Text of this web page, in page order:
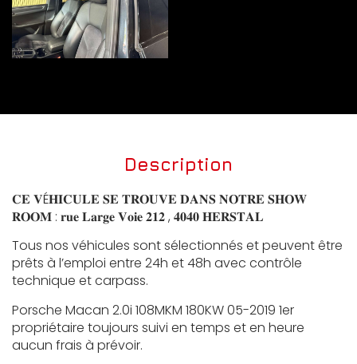
Description
𝐂𝐄 𝐕É𝐇𝐈𝐂𝐔𝐋𝐄 𝐒𝐄 𝐓𝐑𝐎𝐔𝐕𝐄 𝐃𝐀𝐍𝐒 𝐍𝐎𝐓𝐑𝐄 𝐒𝐇𝐎𝐖
𝐑𝐎𝐎𝐌 : 𝐫𝐮𝐞 𝐋𝐚𝐫𝐠𝐞 𝐕𝐨𝐢𝐞 𝟐𝟏𝟐 , 𝟒𝟎𝟒𝟎 𝐇𝐄𝐑𝐒𝐓𝐀𝐋
Tous nos véhicules sont sélectionnés et peuvent être
prêts à l’emploi entre 24h et 48h avec contrôle
technique et carpass.
Porsche Macan 2.0i 108MKM 180KW 05-2019 1er
propriétaire toujours suivi en temps et en heure
aucun frais à prévoir.